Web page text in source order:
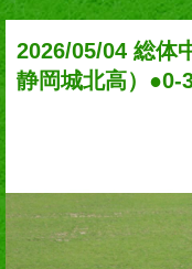
2026/05/04 総体
静岡城北高）●0-